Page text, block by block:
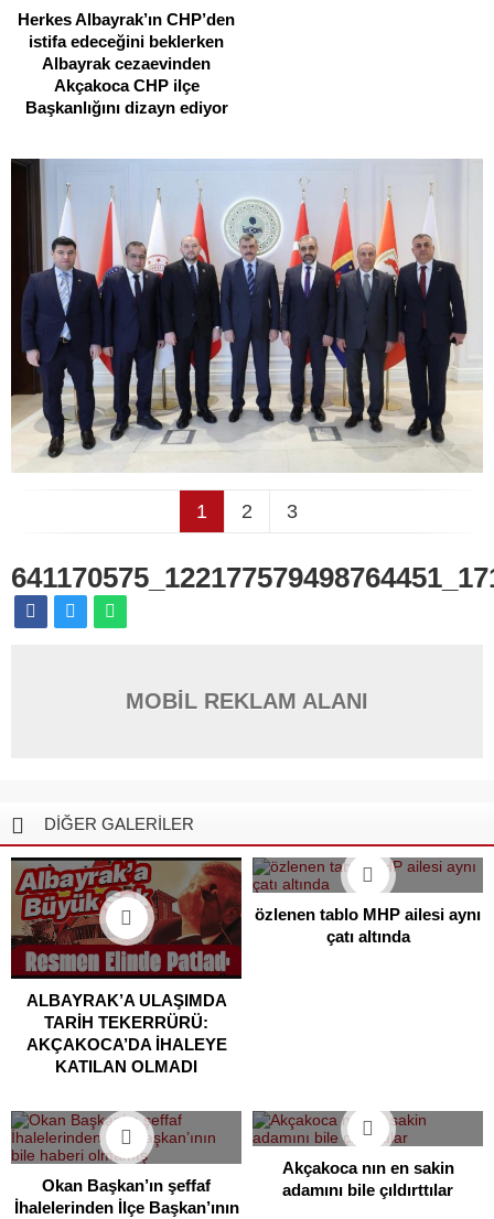
Herkes Albayrak’ın CHP’den
istifa edeceğini beklerken
Albayrak cezaevinden
Akçakoca CHP ilçe
Başkanlığını dizayn ediyor
1 2 3
MOBİL REKLAM ALANI
DİĞER GALERİLER
ALBAYRAK’A ULAŞIMDA
TARİH TEKERRÜRÜ:
AKÇAKOCA’DA İHALEYE
KATILAN OLMADI
özlenen tablo MHP ailesi aynı
çatı altında
Okan Başkan’ın şeffaf
İhalelerinden İlçe Başkan’ının
Akçakoca nın en sakin
adamını bile çıldırttılar